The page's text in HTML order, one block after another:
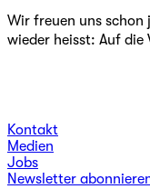
Wir freuen uns
wieder heisst: Auf
Kontakt
Medien
Jobs
Newsletter